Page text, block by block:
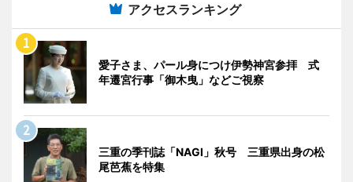
アクセスランキング
愛子さま、パール身につけ伊勢神宮参拝 式
年遷宮行事「御木曳」などご視察
三重の季刊誌「NAGI」秋号 三重県出身の松
尾芭蕉を特集